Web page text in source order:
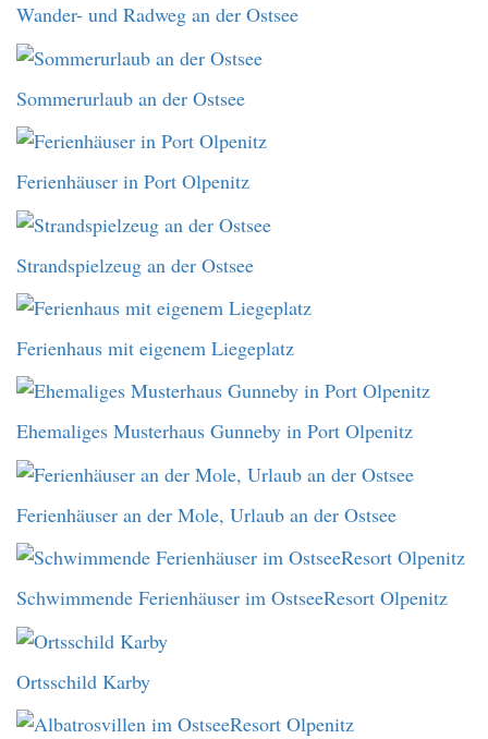
Wander- und Radweg an der Ostsee
Sommerurlaub an der Ostsee
Ferienhäuser in Port Olpenitz
Strandspielzeug an der Ostsee
Ferienhaus mit eigenem Liegeplatz
Ehemaliges Musterhaus Gunneby in Port Olpenitz
Ferienhäuser an der Mole, Urlaub an der Ostsee
Schwimmende Ferienhäuser im OstseeResort Olpenitz
Ortsschild Karby